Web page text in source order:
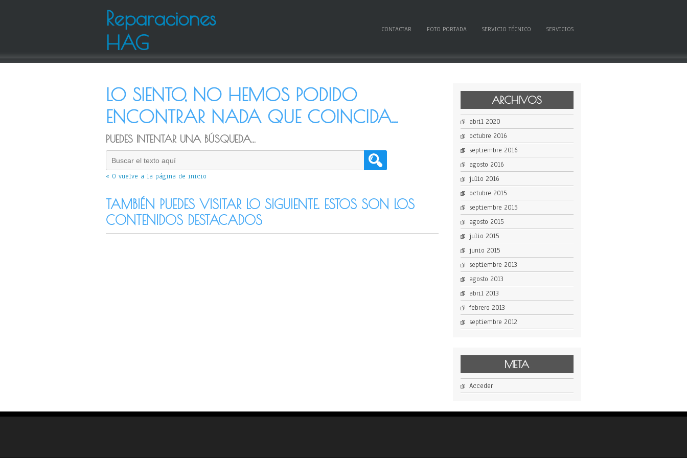
Reparaciones
HAG
CONTACTAR FOTO PORTADA SERVICIO TÉCNICO SERVICIOS
LO SIENTO, NO HEMOS PODIDO
ENCONTRAR NADA QUE COINCIDA...
PUEDES INTENTAR UNA BÚSQUEDA...
« O vuelve a la página de inicio
TAMBIÉN PUEDES VISITAR LO SIGUIENTE. ESTOS SON LOS
CONTENIDOS DESTACADOS
ARCHIVOS
abril 2020
octubre 2016
septiembre 2016
agosto 2016
julio 2016
octubre 2015
septiembre 2015
agosto 2015
julio 2015
junio 2015
septiembre 2013
agosto 2013
abril 2013
febrero 2013
septiembre 2012
META
Acceder